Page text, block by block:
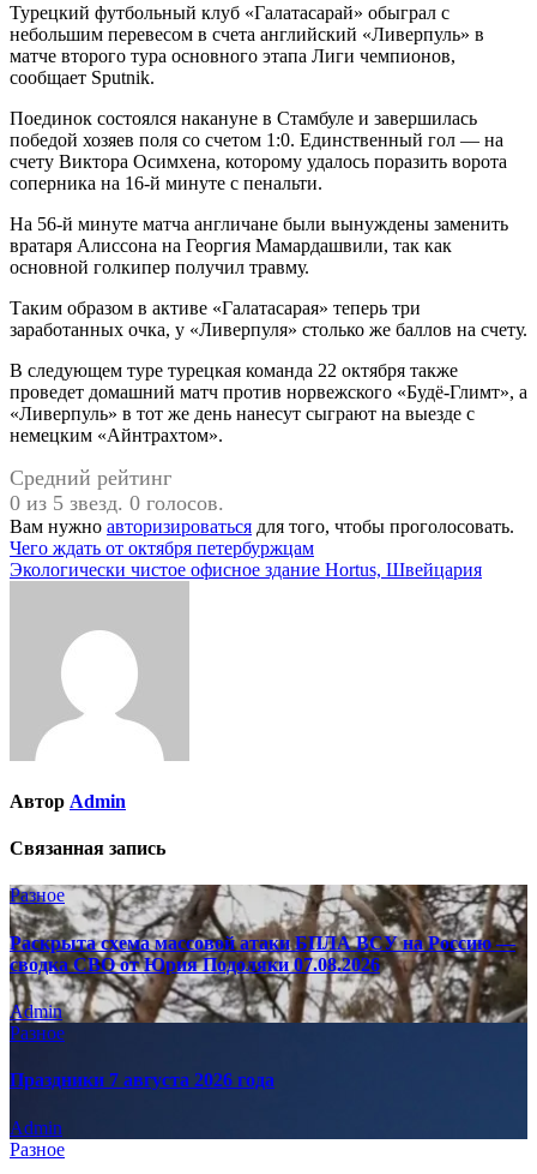
Турецкий футбольный клуб «Галатасарай» обыграл с
небольшим перевесом в счета английский «Ливерпуль» в
матче второго тура основного этапа Лиги чемпионов,
сообщает Sputnik.
Поединок состоялся накануне в Стамбуле и завершилась
победой хозяев поля со счетом 1:0. Единственный гол — на
счету Виктора Осимхена, которому удалось поразить ворота
соперника на 16-й минуте с пенальти.
На 56-й минуте матча англичане были вынуждены заменить
вратаря Алиссона на Георгия Мамардашвили, так как
основной голкипер получил травму.
Таким образом в активе «Галатасарая» теперь три
заработанных очка, у «Ливерпуля» столько же баллов на счету.
В следующем туре турецкая команда 22 октября также
проведет домашний матч против норвежского «Будё-Глимт», а
«Ливерпуль» в тот же день нанесут сыграют на выезде с
немецким «Айнтрахтом».
Средний рейтинг
0 из 5 звезд. 0 голосов.
Вам нужно авторизироваться для того, чтобы проголосовать.
Навигация
по
Чего ждать от октября петербуржцам
Экологически чистое офисное здание Hortus, Швейцария
Автор Admin
Связанная запись
Разное
Раскрыта схема массовой атаки БПЛА ВСУ на Россию —
сводка СВО от Юрия Подоляки 07.08.2026
Admin
Разное
Праздники 7 августа 2026 года
Admin
Разное